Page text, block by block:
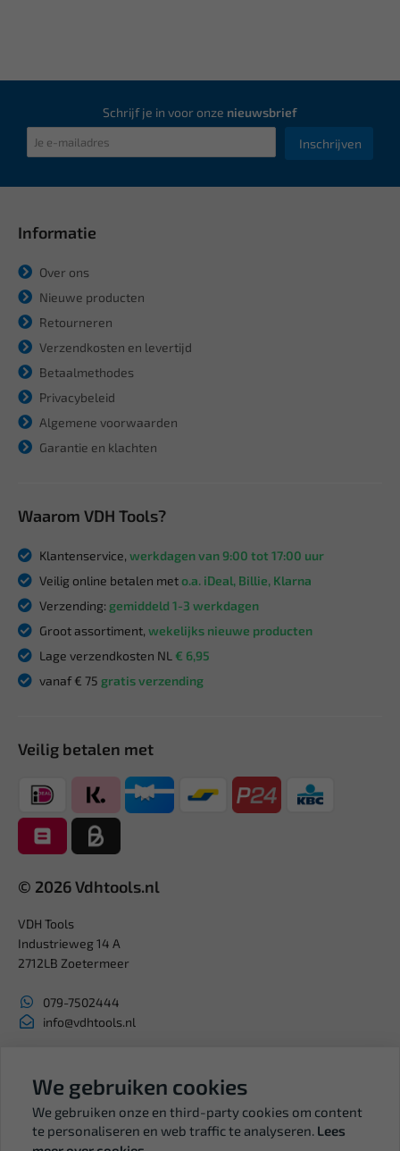
Schrijf je in voor onze nieuwsbrief
Inschrijven
Informatie
Over ons
Nieuwe producten
Retourneren
Verzendkosten en levertijd
Betaalmethodes
Privacybeleid
Algemene voorwaarden
Garantie en klachten
Waarom VDH Tools?
Klantenservice, werkdagen van 9:00 tot 17:00 uur
Veilig online betalen meto.a. iDeal, Billie, Klarna
Verzending: gemiddeld 1-3 werkdagen
Groot assortiment, wekelijks nieuwe producten
Lage verzendkosten NL € 6,95
vanaf € 75 gratis verzending
Veilig betalen met
© 2026 Vdhtools.nl
VDH Tools
Industrieweg 14 A
2712LB Zoetermeer
079-7502444
info@vdhtools.nl
BTW: NL819958657B01
We gebruiken cookies
We gebruiken onze en third-party cookies om content
te personaliseren en web traffic te analyseren. Lees